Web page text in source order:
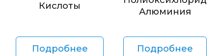
Кислоты
Подробнее
Алюминия
Подробнее